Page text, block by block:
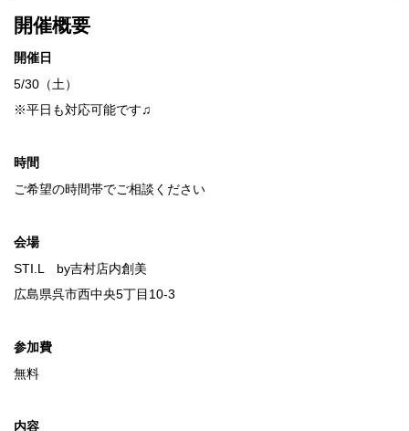
開催概要
開催日
5/30（土）
※平日も対応可能です♫
時間
ご希望の時間帯でご相談ください
会場
STI.L by吉村店内創美
広島県呉市西中央5丁目10-3
参加費
無料
内容